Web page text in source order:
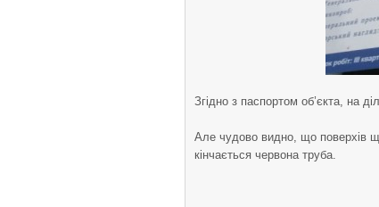
Згідно з паспортом об’єкта, на
Але чудово видно, що поверхів
кінчається червона труба.